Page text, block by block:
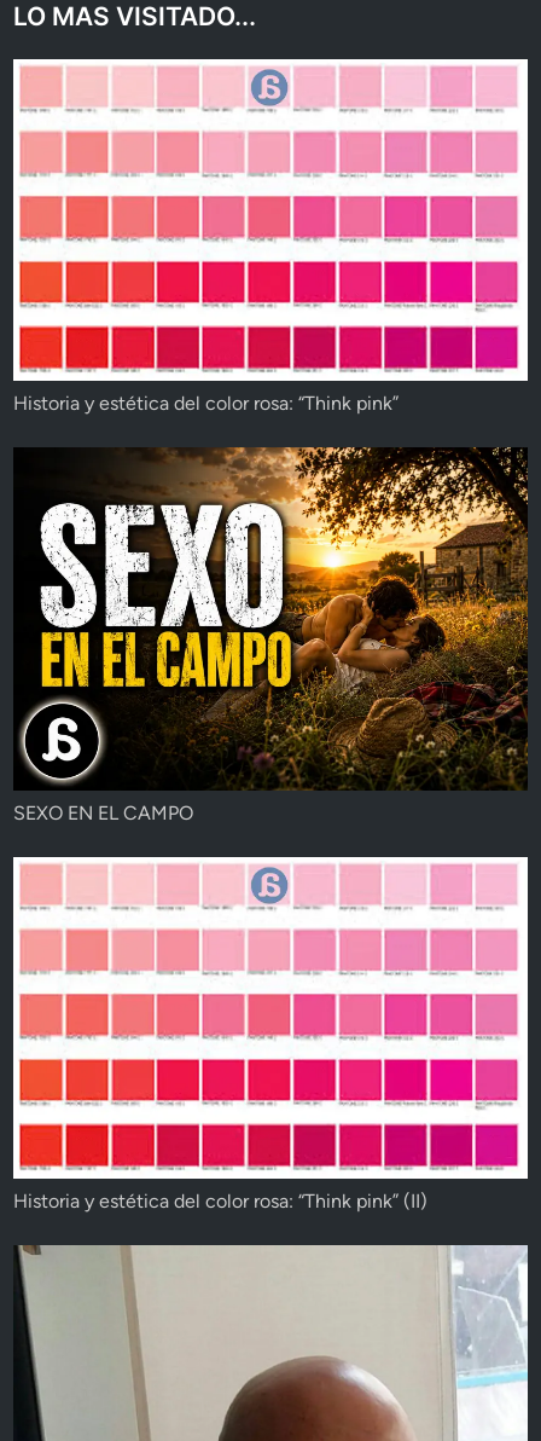
LO MAS VISITADO...
Historia y estética del color rosa: “Think pink”
SEXO EN EL CAMPO
Historia y estética del color rosa: “Think pink” (II)